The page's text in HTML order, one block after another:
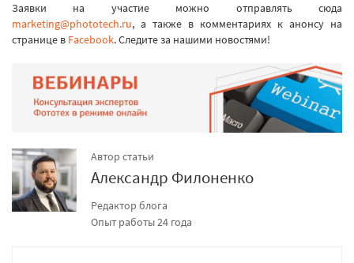
Заявки на участие можно отправлять сюда
marketing@phototech.ru, а также в комментариях к анонсу на
странице в Facebook. Следите за нашими новостями!
Автор статьи
Александр Филоненко
Редактор блога
Опыт работы 24 года